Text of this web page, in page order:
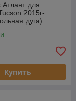
Атлант для
2015г-...
дуга)
Купить